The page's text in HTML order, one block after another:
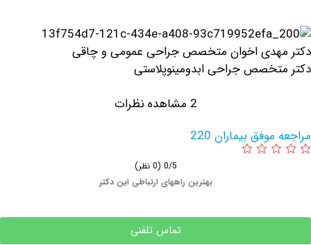
اخوان متخصص جراحی عمومی و چاقی
جراحی ابدومینوپلاستی
بیماران 220
بهترین راههای ارتباطی این دکتر
تماس تلفنی